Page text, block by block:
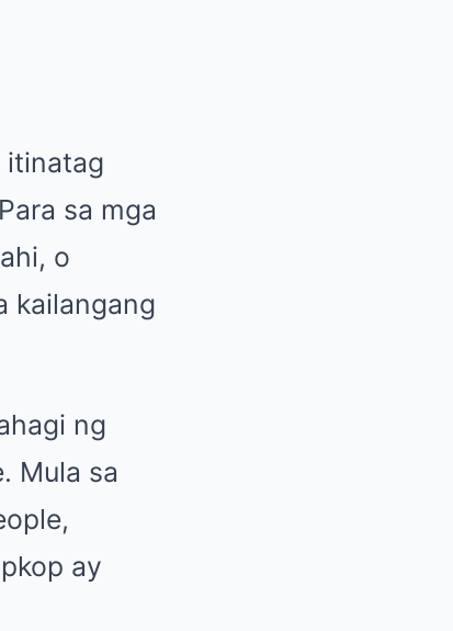
itinatag
sa mga
o
kailangang
ng
Mula sa
ay